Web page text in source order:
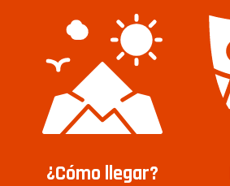
¿Cómo llegar?